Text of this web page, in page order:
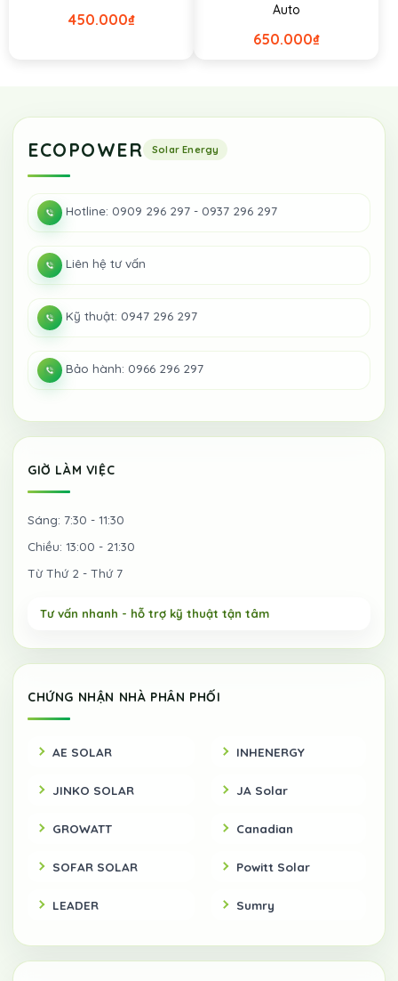
₫
450.000
Auto
₫
650.000
ECOPOWER
Hotline: 0909 296 297 - 0937 296 297
Liên hệ tư vấn
Kỹ thuật: 0947 296 297
Bảo hành: 0966 296 297
GIỜ LÀM VIỆC
Sáng: 7:30 - 11:30
Chiều: 13:00 - 21:30
Từ Thứ 2 - Thứ 7
CHỨNG NHẬN NHÀ PHÂN PHỐI
AE SOLAR
JINKO SOLAR
GROWATT
SOFAR SOLAR
LEADER
INHENERGY
JA Solar
Canadian
Powitt Solar
Sumry